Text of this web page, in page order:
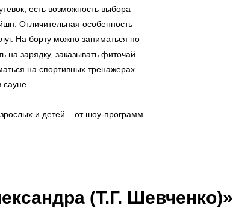
есть возможность выбора
Отличительная особенность
На борту можно заниматься по
на зарядку, заказывать фиточай
на спортивных тренажерах.
и детей – от шоу-программ
(Т.Г. Шевченко)»